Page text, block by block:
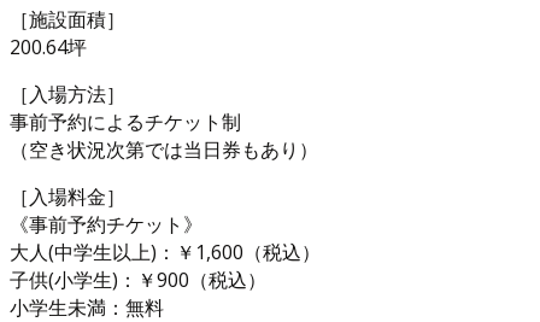
［施設面積］
200.64坪
［入場方法］
事前予約によるチケット制
（空き状況次第では当日券もあり）
［入場料金］
《事前予約チケット》
大人(中学生以上)：￥1,600（税込）
子供(小学生)：￥900（税込）
小学生未満：無料